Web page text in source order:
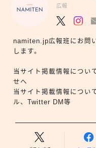
広報
namiten.jp広報班にお問
します。
当サイト掲載情報につい
せへ
当サイト掲載情報につい
ル、Twitter DM等